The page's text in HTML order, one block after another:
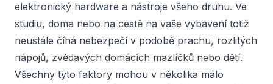
elektronický hardware a nástroje všeho druhu. Ve
studiu, doma nebo na cestě na vaše vybavení totiž
neustále číhá nebezpečí v podobě prachu, rozlitých
nápojů, zvědavých domácích mazlíčků nebo dětí.
Všechny tyto faktory mohou v několika málo